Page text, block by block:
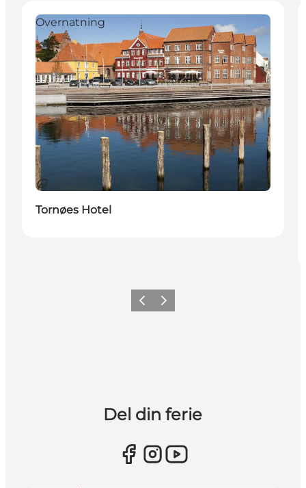
Bæredygtige oplevelser
Overnatning
Tornøes Hotel
ForrigeNæste
Del din ferie